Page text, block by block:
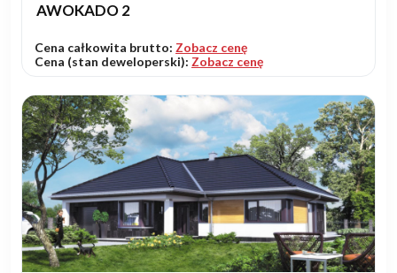
AWOKADO 2
Cena całkowita brutto: Zobacz cenę
Cena (stan deweloperski): Zobacz cenę